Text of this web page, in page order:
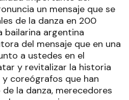
un mensaje que se
de la danza en 200
bailarina argentina
del mensaje que en una
a ustedes en el
y revitalizar la historia
coreógrafos que han
la danza, merecedores